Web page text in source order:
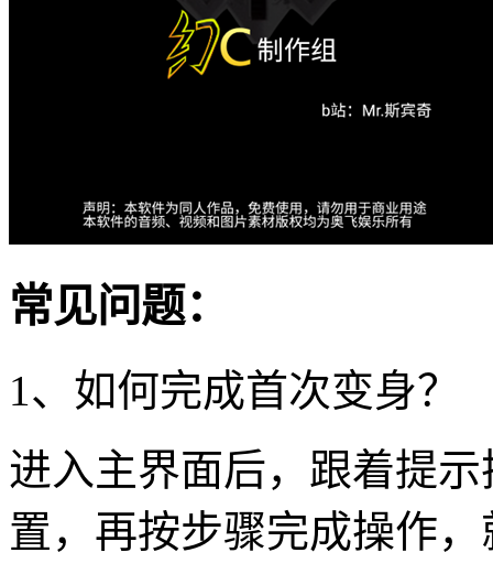
常见问题：
1、如何完成首次变身？
进入主界面后，跟着提
置，再按步骤完成操作